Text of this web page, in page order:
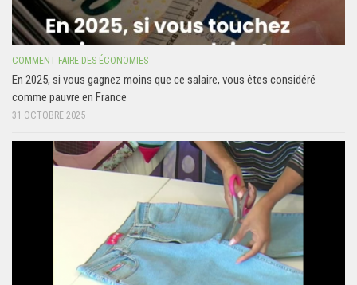
COMMENT FAIRE DES ÉCONOMIES
En 2025, si vous gagnez moins que ce salaire, vous êtes considéré
comme pauvre en France
31 OCTOBRE 2025